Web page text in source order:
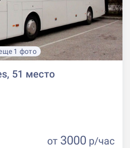
1 фото
51 место
от 3000 р/час